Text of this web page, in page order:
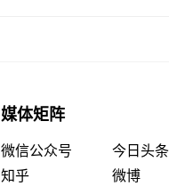
媒体矩阵
微信公众号
今日头条
知乎
微博